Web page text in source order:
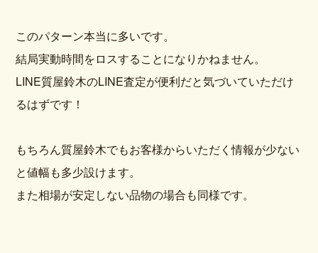
このパターン本当に多いです。
結局実動時間をロスすることになりかねません。
LINE質屋鈴木のLINE査定が便利だと気づいていただけ
るはずです！
もちろん質屋鈴木でもお客様からいただく情報が少ない
と値幅も多少設けます。
また相場が安定しない品物の場合も同様です。